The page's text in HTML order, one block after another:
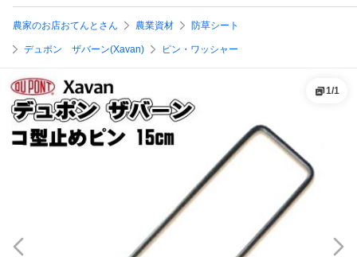
農家のお店おてんとさん 農業資材 防草シート
デュポン ザバーン(Xavan) ピン・ワッシャー
1/1